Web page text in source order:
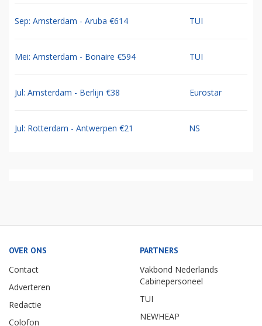
Sep: Amsterdam - Aruba €614 TUI
Mei: Amsterdam - Bonaire €594 TUI
Jul: Amsterdam - Berlijn €38 Eurostar
Jul: Rotterdam - Antwerpen €21 NS
OVER ONS
Contact
Adverteren
Redactie
Colofon
PARTNERS
Vakbond Nederlands
Cabinepersoneel
TUI
NEWHEAP